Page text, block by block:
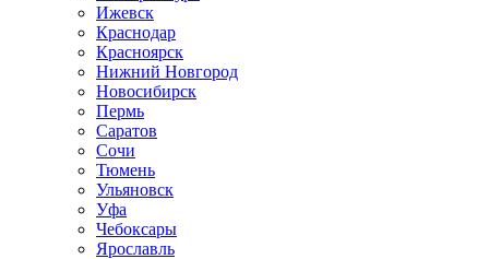
Ижевск
Краснодар
Красноярск
Нижний Новгород
Новосибирск
Пермь
Саратов
Сочи
Тюмень
Ульяновск
Уфа
Чебоксары
Ярославль